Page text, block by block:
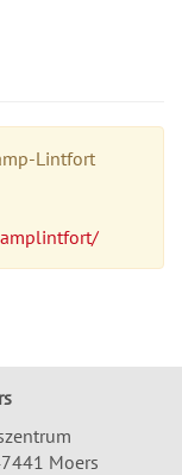
Lintfort
Moers